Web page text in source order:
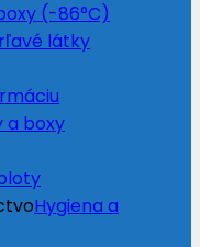
(-86°C)
látky
a boxy
Hygiena a